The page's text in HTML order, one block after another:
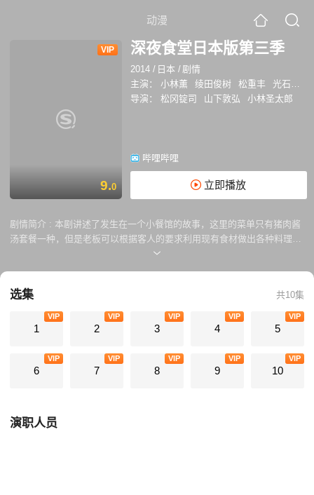
动漫
VIP
9.0
深夜食堂日本版第三季
2014 / 日本 /剧情
主演：
小林薰 绫田俊树 松重丰 光石研
导演：
松冈锭司 山下敦弘 小林圣太郎
哔哩哔哩
立即播放
剧情简介 : 本剧讲述了发生在一个小餐馆的故事，这里的菜单只有猪肉酱
汤套餐一种，但是老板可以根据客人的要求利用现有食材做出各种料理，
来小餐馆的有各式各样的客人，有黑社会份子，有没名气的演员，还有上
选集 共10集
1
VIP
2
VIP
3
VIP
4
VIP
5
VIP
6
VIP
7
VIP
8
VIP
9
VIP
10
VIP
演职人员